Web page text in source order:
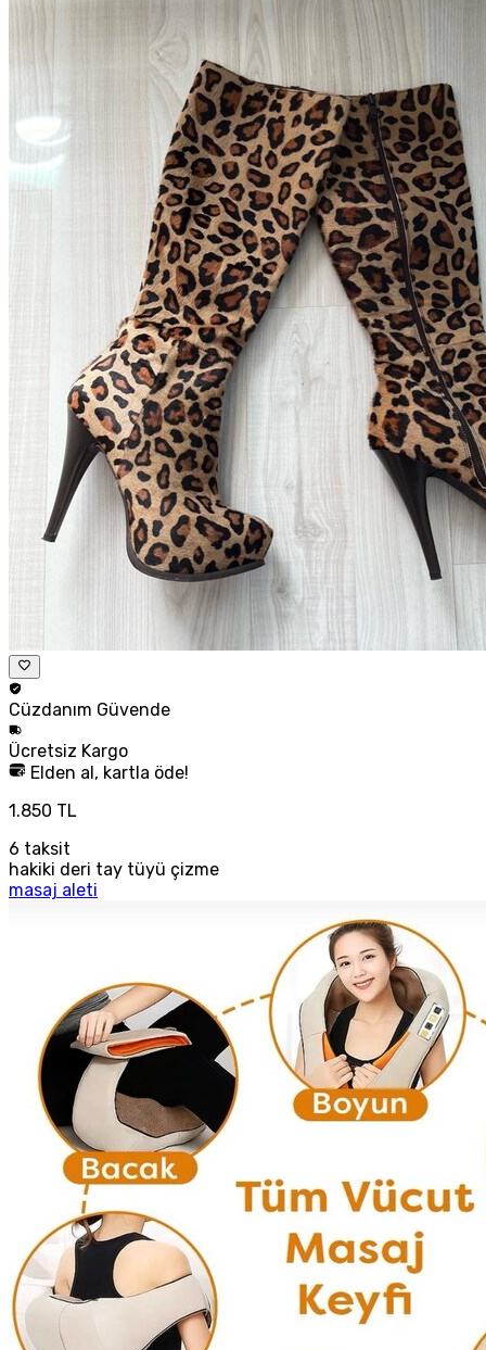
Cüzdanım Güvende
Ücretsiz Kargo
Elden al, kartla öde!
1.850 TL
6 taksit
hakiki deri tay tüyü çizme
masaj aleti